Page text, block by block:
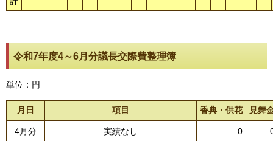
令和7年度4～6月分議長交際費整理簿
単位：円
月日 項目 香典・供花 見舞
4月分 実績なし 0